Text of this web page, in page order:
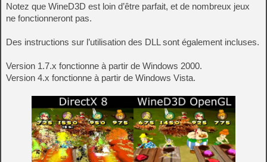
Notez que WineD3D est loin d’être parfait, et de nombreux jeux
ne fonctionneront pas.
Des instructions sur l’utilisation des DLL sont également incluses.
Version 1.7.x fonctionne à partir de Windows 2000.
Version 4.x fonctionne à partir de Windows Vista.